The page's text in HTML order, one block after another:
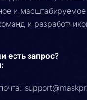
IP,
и масштабируемое